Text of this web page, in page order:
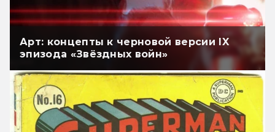
Арт: концепты к черновой версии IX
эпизода «Звёздных войн»